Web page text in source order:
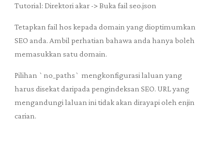
Tutorial: Direktori akar -> Buka fail seo.json
Tetapkan fail hos kepada domain yang dioptimumkan
SEO anda. Ambil perhatian bahawa anda hanya boleh
memasukkan satu domain.
Pilihan `no_paths` mengkonfigurasi laluan yang
harus disekat daripada pengindeksan SEO. URL yang
mengandungi laluan ini tidak akan dirayapi oleh enjin
carian.